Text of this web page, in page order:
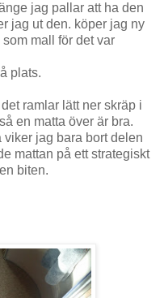
jag pallar att ha den
jag ut den. köper jag ny
mall för det var
plats.
ramlar lätt ner skräp i
en matta över är bra.
jag bara bort delen
mattan på ett strategiskt
biten.